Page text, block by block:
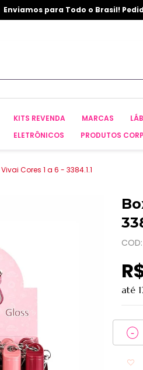
Enviamos para Todo o Brasil!
KITS REVENDA MARCAS
ELETRÔNICOS PRODUTOS
Cores 1 a 6 - 3384.1.1
até